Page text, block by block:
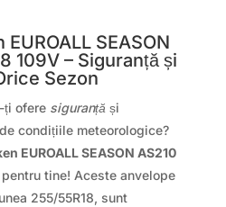
SEASON
109V – Siguranță și
Sezon
ți ofere siguranță și
condițiile meteorologice?
EUROALL SEASON AS210
tine! Aceste anvelope
255/55R18, sunt